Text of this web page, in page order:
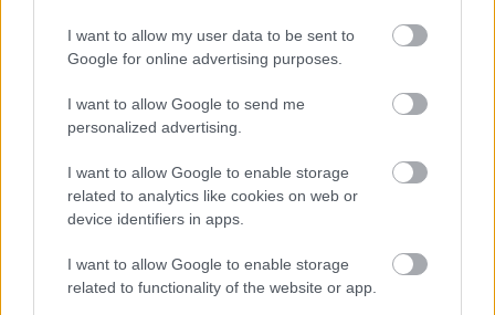
I want to allow my user data to be sent to
Google for online advertising purposes.
I want to allow Google to send me
personalized advertising.
I want to allow Google to enable storage
related to analytics like cookies on web or
device identifiers in apps.
I want to allow Google to enable storage
related to functionality of the website or app.
Rzeszów > Klasa B, gr. VII
Podokręg Stalowa Wola
Stalowa Wola > Klasa A, gr. I
Stalowa Wola > Klasa A, gr. II
Stalowa Wola > Klasa B, gr. II